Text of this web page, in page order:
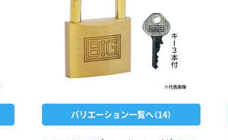
バリエーション一覧へ（14）